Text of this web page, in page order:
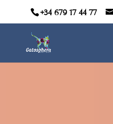
+34 679 17 44 77